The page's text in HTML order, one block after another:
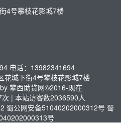
4号攀枝花影城7楼
电话：13982341694
花城下街4号攀枝花影城7楼
攀西助贷网©2016-现在
次 | 本站访客数2036590人
蜀公网安备51040202000312号 蜀
号